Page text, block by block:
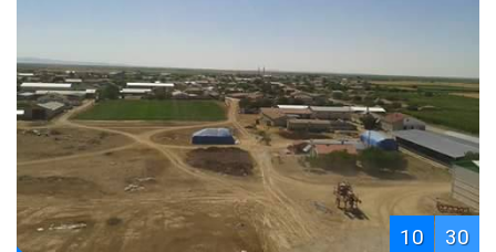
10 30